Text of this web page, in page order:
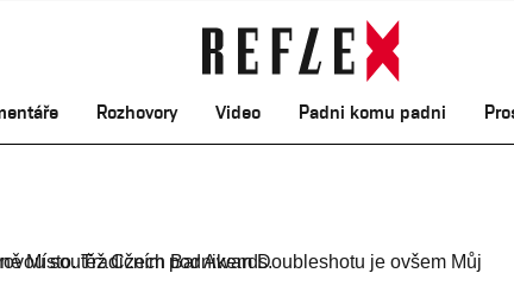
Rozhovory Video Padni komu padni